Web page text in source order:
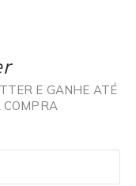
E GANHE ATÉ
COMPRA